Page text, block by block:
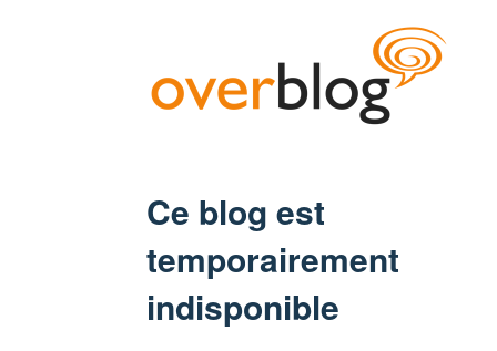
Ce blog est
temporairement
indisponible